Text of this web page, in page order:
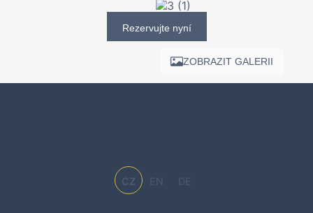
ZOBRAZIT GALERII
Rezervujte nyní
CZ EN DE